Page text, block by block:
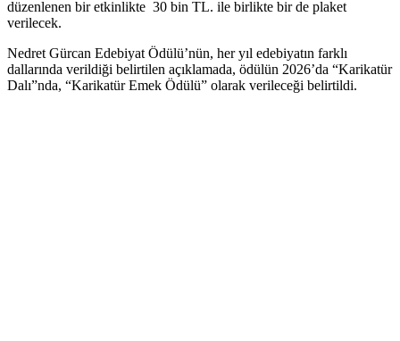
düzenlenen bir etkinlikte 30 bin TL. ile birlikte bir de plaket
verilecek.
Nedret Gürcan Edebiyat Ödülü’nün, her yıl edebiyatın farklı
dallarında verildiği belirtilen açıklamada, ödülün 2026’da “Karikatür
Dalı”nda, “Karikatür Emek Ödülü” olarak verileceği belirtildi.